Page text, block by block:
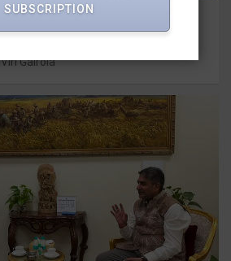
में पीएम आवास योजना (शहरी) की
Viri Gairola
SUBSCRIPTION